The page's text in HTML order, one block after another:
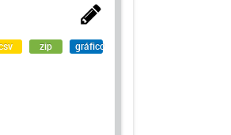
zip gráfico